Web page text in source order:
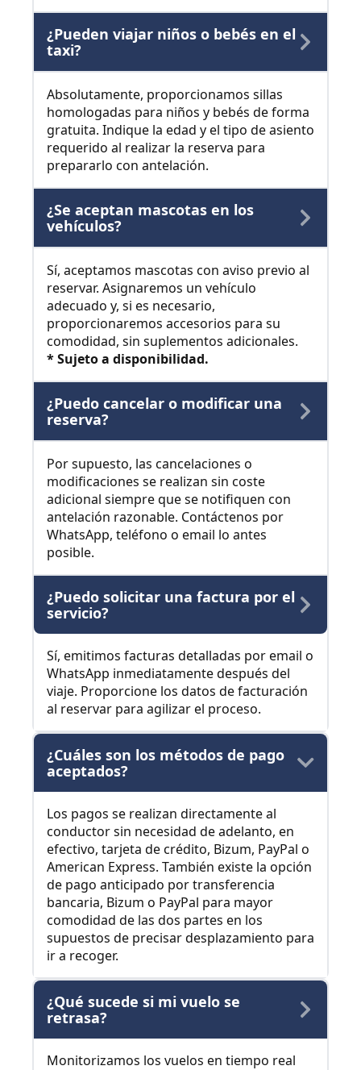
¿Pueden viajar niños o bebés en el
taxi?
Absolutamente, proporcionamos sillas
homologadas para niños y bebés de forma
gratuita. Indique la edad y el tipo de asiento
requerido al realizar la reserva para
prepararlo con antelación.
¿Se aceptan mascotas en los
vehículos?
Sí, aceptamos mascotas con aviso previo al
reservar. Asignaremos un vehículo
adecuado y, si es necesario,
proporcionaremos accesorios para su
comodidad, sin suplementos adicionales.
* Sujeto a disponibilidad.
¿Puedo cancelar o modificar una
reserva?
Por supuesto, las cancelaciones o
modificaciones se realizan sin coste
adicional siempre que se notifiquen con
antelación razonable. Contáctenos por
WhatsApp, teléfono o email lo antes
posible.
¿Puedo solicitar una factura por el
servicio?
Sí, emitimos facturas detalladas por email o
WhatsApp inmediatamente después del
viaje. Proporcione los datos de facturación
al reservar para agilizar el proceso.
¿Cuáles son los métodos de pago
aceptados?
Los pagos se realizan directamente al
conductor sin necesidad de adelanto, en
efectivo, tarjeta de crédito, Bizum, PayPal o
American Express. También existe la opción
de pago anticipado por transferencia
bancaria, Bizum o PayPal para mayor
comodidad de las dos partes en los
supuestos de precisar desplazamiento para
ir a recoger.
¿Qué sucede si mi vuelo se
retrasa?
Monitorizamos los vuelos en tiempo real